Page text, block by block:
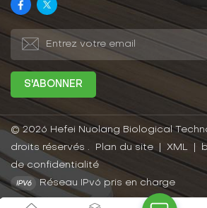
© 2026 Hefei Nuolang Biological
droits réservés .
Plan du site XML
de confidentialité
Réseau IPv6 pris en charge